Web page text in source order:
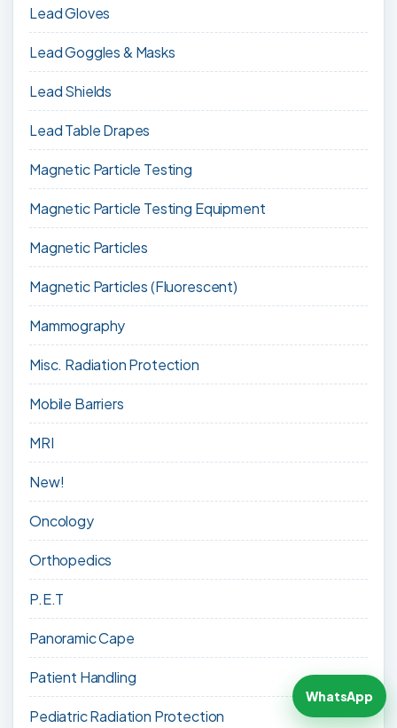
Lead Gloves
Lead Goggles & Masks
Lead Shields
Lead Table Drapes
Magnetic Particle Testing
Magnetic Particle Testing Equipment
Magnetic Particles
Magnetic Particles (Fluorescent)
Mammography
Misc. Radiation Protection
Mobile Barriers
MRI
New!
Oncology
Orthopedics
P.E.T
Panoramic Cape
Patient Handling
Pediatric Radiation Protection
WhatsApp